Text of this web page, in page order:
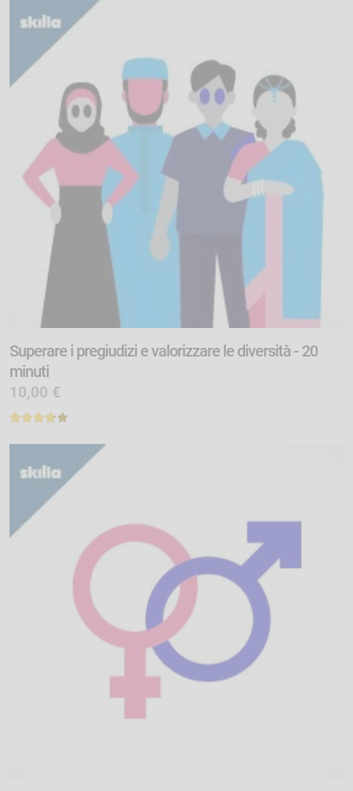
Superare i pregiudizi e valorizzare le diversità - 20
minuti
10,00 €